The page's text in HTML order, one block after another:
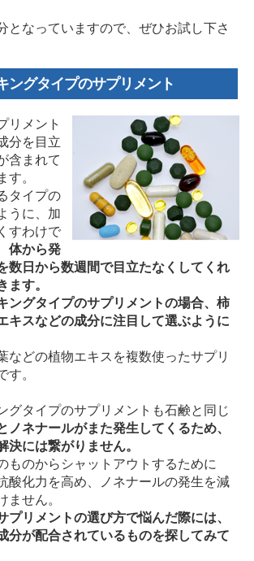
となっていますので、ぜひお試し下さ
ングタイプのサプリメント
リメント
分を目立
含まれて
す。
タイプの
うに、加
すわけで
体から発
数日から数週間で目立たなくしてくれ
ます。
ングタイプのサプリメントの場合、柿
キスなどの成分に注目して選ぶように
などの植物エキスを複数使ったサプリ
す。
グタイプのサプリメントも石鹸と同じ
ノネナールがまた発生してくるため、
決には繋がりません。
ものからシャットアウトするために
酸化力を高め、ノネナールの発生を減
ません。
プリメントの選び方で悩んだ際には、
分が配合されているものを探してみて